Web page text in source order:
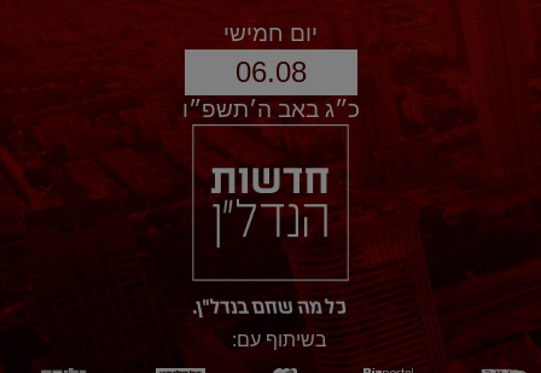
יום חמישי
06.08
כ״ג באב ה׳תשפ״ו
בשיתוף עם: